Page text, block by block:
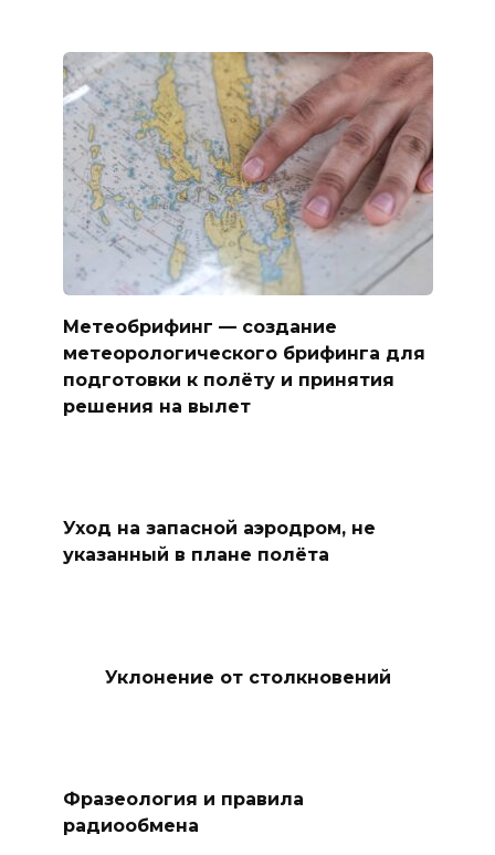
Метеобрифинг — создание
метеорологического брифинга для
подготовки к полёту и принятия
решения на вылет
Уход на запасной аэродром, не
указанный в плане полёта
Уклонение от столкновений
Фразеология и правила
радиообмена